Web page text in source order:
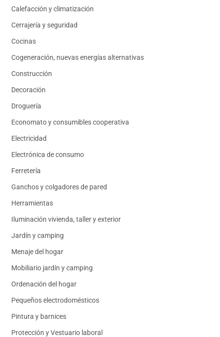
Calefacción y climatización
Cerrajería y seguridad
Cocinas
Cogeneración, nuevas energías alternativas
Construcción
Decoración
Droguería
Economato y consumibles cooperativa
Electricidad
Electrónica de consumo
Ferretería
Ganchos y colgadores de pared
Herramientas
Iluminación vivienda, taller y exterior
Jardín y camping
Menaje del hogar
Mobiliario jardín y camping
Ordenación del hogar
Pequeños electrodomésticos
Pintura y barnices
Protección y Vestuario laboral